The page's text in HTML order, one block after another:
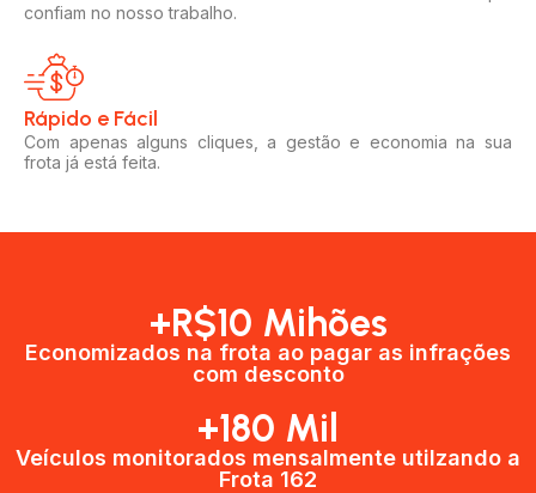
confiam no nosso trabalho.
Rápido e Fácil​
Com apenas alguns cliques, a gestão e economia na sua
frota já está feita.
+R$10 Mihões
Economizados na frota ao pagar as infrações
com desconto
+180 Mil
Veículos monitorados mensalmente utilzando a
Frota 162